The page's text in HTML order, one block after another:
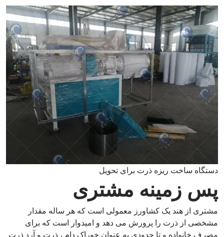
دستگاه ساخت ریزه ذرت برای تحویل
پس زمینه مشتری
مشتری از هند یک کشاورز معمولی است که هر ساله مقدار
مشخصی از ذرت را پرورش می دهد و امیدوار است که برای
مصرف خانواده و تا حدودی به عنوان خوراک دام ، ذرت و آرد ذرت